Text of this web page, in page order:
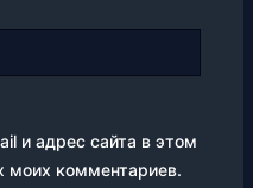
и адрес сайта в этом
моих комментариев.